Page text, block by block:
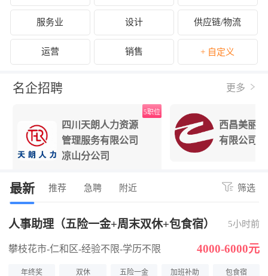
服务业 设计 供应链/物流
运营 销售 + 自定义
名企招聘 更多
四川天朗人力资源
管理服务有限公司
凉山分公司
5职位
西昌美丽
有限公司
最新 推荐 急聘 附近 筛选
人事助理（五险一金+周末双休+包食宿） 5小时前
攀枝花市-仁和区-经验不限-学历不限 4000-6000元
年终奖 双休 五险一金 加班补助 包食宿